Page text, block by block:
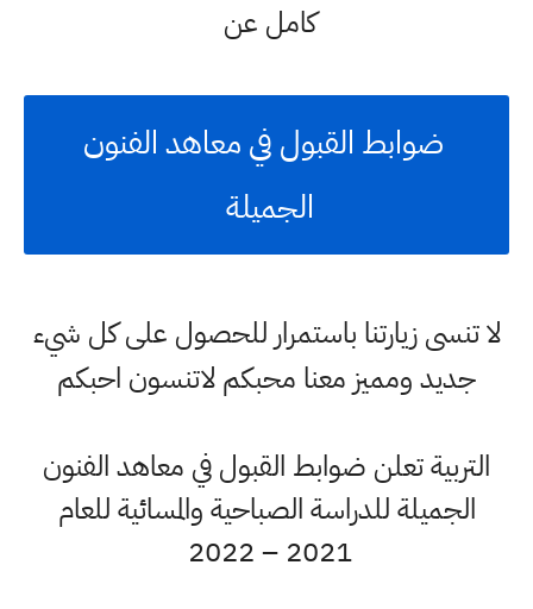
كامل عن
ضوابط القبول في معاهد الفنون
الجميلة
لا تنسى زيارتنا باستمرار للحصول على كل شيء
جديد ومميز معنا محبكم لاتنسون احبكم
التربية تعلن ضوابط القبول في معاهد الفنون
الجميلة للدراسة الصباحية والمسائية للعام
2021 – 2022